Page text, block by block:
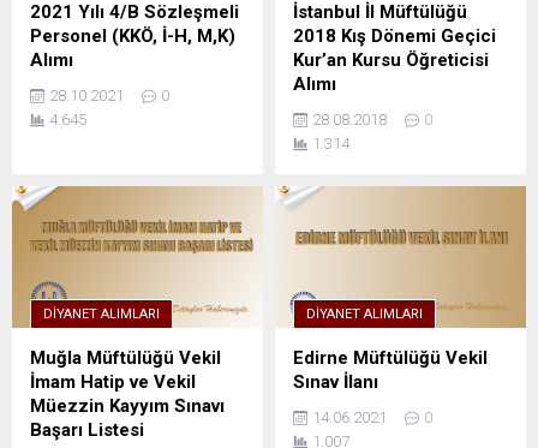
2021 Yılı 4/B Sözleşmeli
Personel (KKÖ, İ-H, M,K)
Alımı
28.10.2021
0
4.645
İstanbul İl Müftülüğü
2018 Kış Dönemi Geçici
Kur’an Kursu Öğreticisi
Alımı
28.08.2018
0
1.314
DIYANET ALIMLARI
Muğla Müftülüğü Vekil
İmam Hatip ve Vekil
Müezzin Kayyım Sınavı
Başarı Listesi
DIYANET ALIMLARI
Edirne Müftülüğü Vekil
Sınav İlanı
14.06.2021
0
1.007